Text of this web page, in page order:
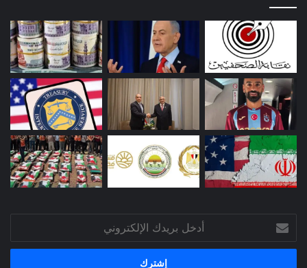
بريدك
الإلكتروني